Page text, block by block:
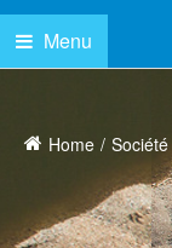
Menu
Home Société